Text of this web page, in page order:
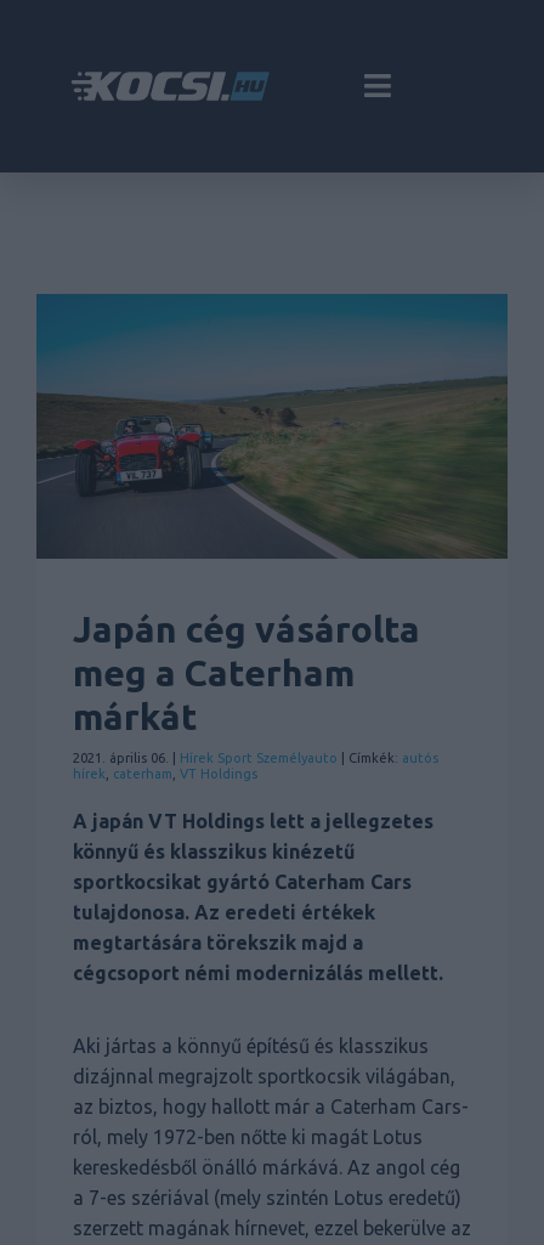
Japán cég vásárolta
meg a Caterham
márkát
2021. április 06. | Hírek Sport Személyauto | Címkék: autós
hírek
caterham VT Holdings
A japán VT Holdings lett a jellegzetes
könnyű és klasszikus kinézetű
sportkocsikat gyártó Caterham Cars
tulajdonosa. Az eredeti értékek
megtartására törekszik majd a
cégcsoport némi modernizálás mellett.
Aki jártas a könnyű építésű és klasszikus
dizájnnal megrajzolt sportkocsik világában,
az biztos, hogy hallott már a Caterham Cars-
ról, mely 1972-ben nőtte ki magát Lotus
kereskedésből önálló márkává. Az angol cég
a 7-es szériával (mely szintén Lotus eredetű)
szerzett magának hírnevet, ezzel bekerülve az